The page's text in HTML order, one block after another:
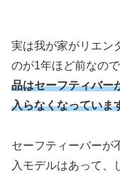
実は我が家がリエン
のが1年ほど前なので
品はセーフティバー
入らなくなっていま
セーフティーバーが
入モデルはあって、